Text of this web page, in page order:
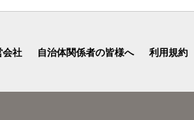
会社 自治体関係者の皆様へ 利用規約